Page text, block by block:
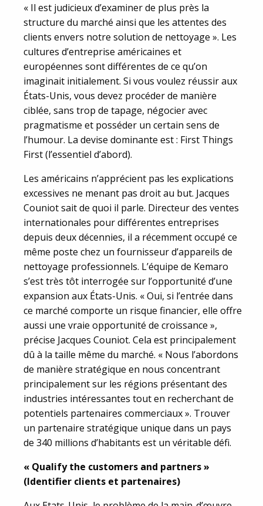
« Il est judicieux d’examiner de plus près la
structure du marché ainsi que les attentes des
clients envers notre solution de nettoyage ». Les
cultures d’entreprise américaines et
européennes sont différentes de ce qu’on
imaginait initialement. Si vous voulez réussir aux
États-Unis, vous devez procéder de manière
ciblée, sans trop de tapage, négocier avec
pragmatisme et posséder un certain sens de
l’humour. La devise dominante est : First Things
First (l’essentiel d’abord).
Les américains n’apprécient pas les explications
excessives ne menant pas droit au but. Jacques
Couniot sait de quoi il parle. Directeur des ventes
internationales pour différentes entreprises
depuis deux décennies, il a récemment occupé ce
même poste chez un fournisseur d’appareils de
nettoyage professionnels. L’équipe de Kemaro
s’est très tôt interrogée sur l’opportunité d’une
expansion aux États-Unis. « Oui, si l’entrée dans
ce marché comporte un risque financier, elle offre
aussi une vraie opportunité de croissance »,
précise Jacques Couniot. Cela est principalement
dû à la taille même du marché. « Nous l’abordons
de manière stratégique en nous concentrant
principalement sur les régions présentant des
industries intéressantes tout en recherchant de
potentiels partenaires commerciaux ». Trouver
un partenaire stratégique unique dans un pays
de 340 millions d’habitants est un véritable défi.
« Qualify the customers and partners »
(Identifier clients et partenaires)